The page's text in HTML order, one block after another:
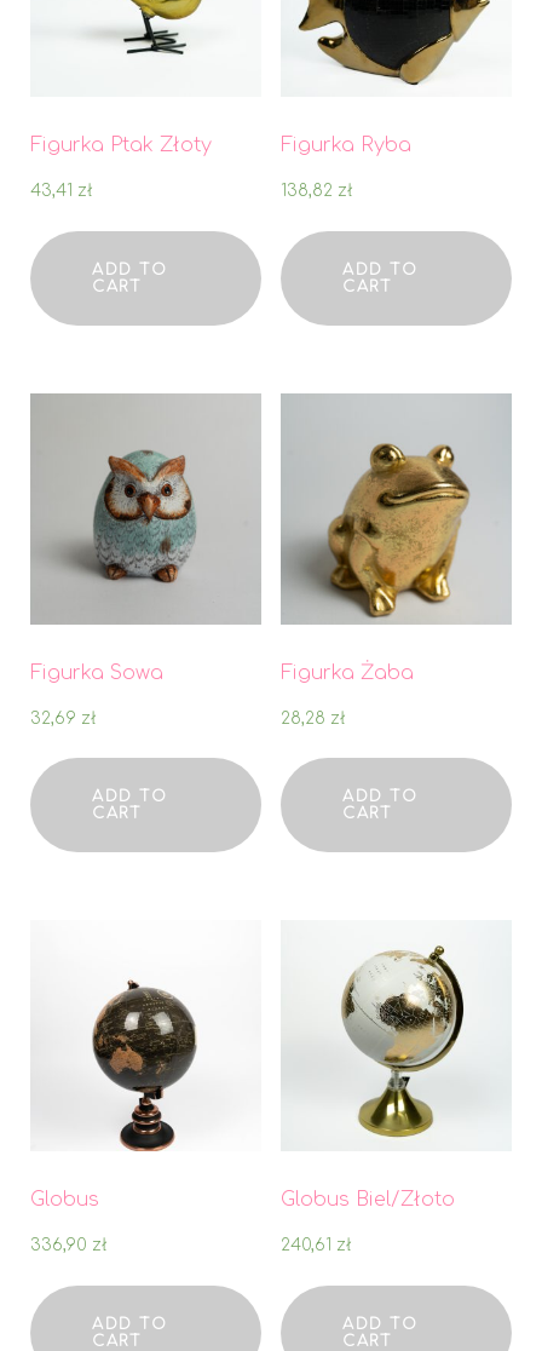
Figurka Ptak Złoty
43,41 zł
ADD TO
CART
Figurka Ryba
138,82 zł
ADD TO
CART
Figurka Sowa
32,69 zł
ADD TO
CART
Figurka Żaba
28,28 zł
ADD TO
CART
Globus
336,90 zł
ADD TO
CART
Globus Biel/Złoto
240,61 zł
ADD TO
CART